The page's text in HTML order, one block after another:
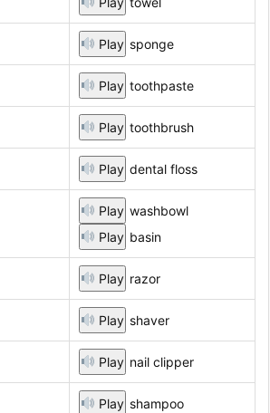
Play sponge
Play toothpaste
Play toothbrush
Play dental floss
Play washbowl
Play basin
Play razor
Play shaver
Play nail clipper
Play shampoo